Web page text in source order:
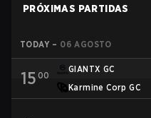
PRÓXIMAS PARTIDAS
TODAY – 06 AGOSTO
15 00
GIANTX GC
Karmine Corp GC